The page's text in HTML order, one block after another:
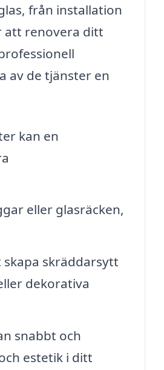
från installation
att renovera ditt
av de tjänster en
kan en
eller glasräcken,
skräddarsytt
dekorativa
snabbt och
estetik i ditt